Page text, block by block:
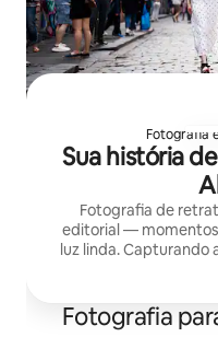
Fotografia
Sua história
Fotografia de
editorial —
luz linda. Capturando
Fotografia